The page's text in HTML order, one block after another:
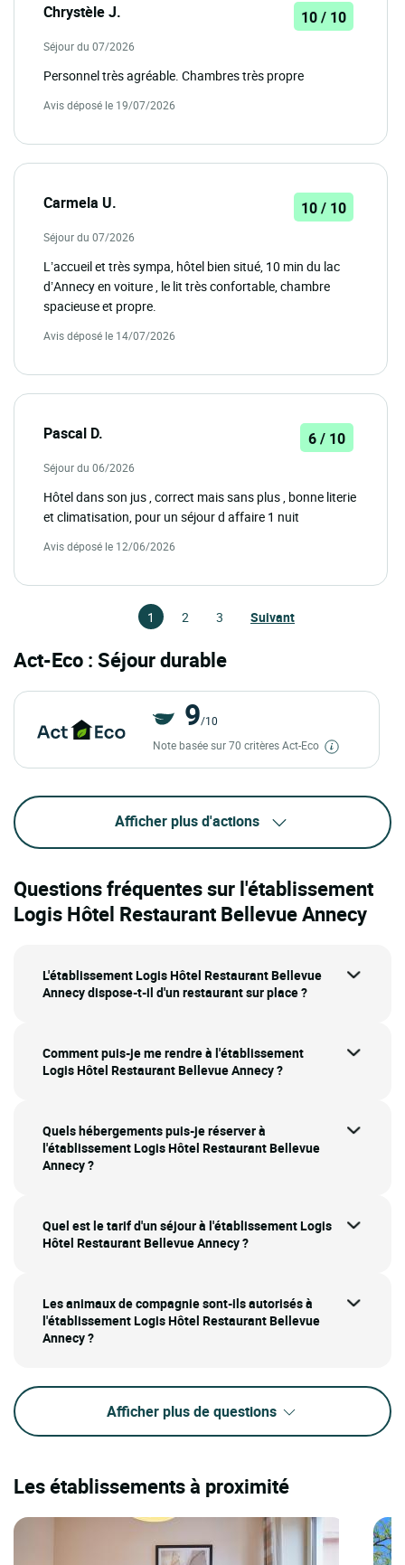
Chrystèle J. 10 / 10
Séjour du 07/2026
Personnel très agréable. Chambres très propre
Avis déposé le 19/07/2026
Carmela U. 10 / 10
Séjour du 07/2026
L’accueil et très sympa, hôtel bien situé, 10 min du lac
d’Annecy en voiture , le lit très confortable, chambre
spacieuse et propre.
Avis déposé le 14/07/2026
Pascal D. 6 / 10
Séjour du 06/2026
Hôtel dans son jus , correct mais sans plus , bonne literie
et climatisation, pour un séjour d affaire 1 nuit
Avis déposé le 12/06/2026
1 2 3 Suivant
Act-Eco : Séjour durable
9/10
Note basée sur 70 critères Act-Eco
Afficher plus d'actions
Questions fréquentes sur l'établissement
Logis Hôtel Restaurant Bellevue Annecy
L'établissement Logis Hôtel Restaurant Bellevue
Annecy dispose-t-il d'un restaurant sur place ?
Comment puis-je me rendre à l'établissement
Logis Hôtel Restaurant Bellevue Annecy ?
Quels hébergements puis-je réserver à
l'établissement Logis Hôtel Restaurant Bellevue
Annecy ?
Quel est le tarif d'un séjour à l'établissement Logis
Hôtel Restaurant Bellevue Annecy ?
Les animaux de compagnie sont-ils autorisés à
l'établissement Logis Hôtel Restaurant Bellevue
Annecy ?
Afficher plus de questions
Les établissements à proximité